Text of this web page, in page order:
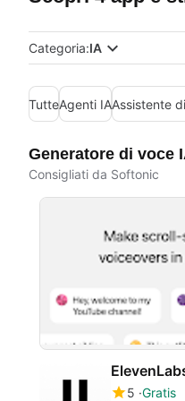
Categoria:IA
TutteAgenti IAAssistente
Generatore di voce
Consigliati da Softonic
5 Gratis